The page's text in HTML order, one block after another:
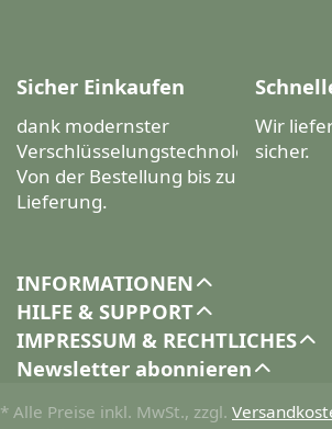
Wir
sicher.
Sicher Einkaufen
dank modernster
Verschlüsselungstechnologien.
Von der Bestellung bis zur
Lieferung.
INFORMATIONEN
HILFE & SUPPORT
IMPRESSUM & RECHTLICHES
Newsletter abonnieren
* Alle Preise inkl. MwSt., zzgl.